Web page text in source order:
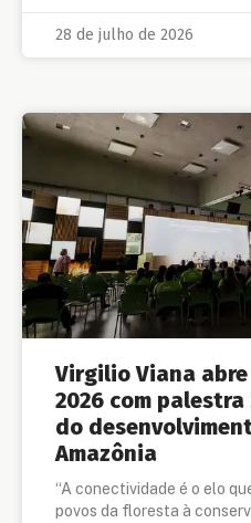
28 de julho de 2026
Virgilio Viana abre
2026 com
do
Amazônia
“A conectividade é o elo
povos da floresta à